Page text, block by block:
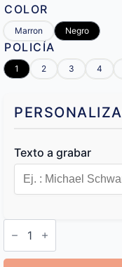
COLOR
Marron Negro
POLICÍA
1 2 3 4
Texto a grabar
Estuche
Puros
Personalizado
cantidad